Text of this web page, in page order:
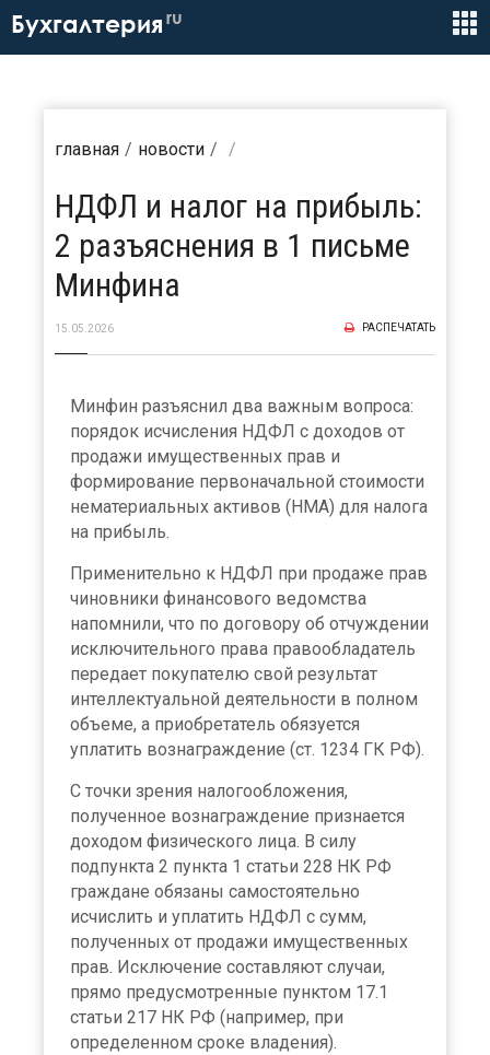
Бухгалтерия ru
главная новости
НДФЛ и налог на прибыль:
2 разъяснения в 1 письме
Минфина
15.05.2026 РАСПЕЧАТАТЬ
Минфин разъяснил два важным вопроса:
порядок исчисления НДФЛ с доходов от
продажи имущественных прав и
формирование первоначальной стоимости
нематериальных активов (НМА) для налога
на прибыль.
Применительно к НДФЛ при продаже прав
чиновники финансового ведомства
напомнили, что по договору об отчуждении
исключительного права правообладатель
передает покупателю свой результат
интеллектуальной деятельности в полном
объеме, а приобретатель обязуется
уплатить вознаграждение (ст. 1234 ГК РФ).
С точки зрения налогообложения,
полученное вознаграждение признается
доходом физического лица. В силу
подпункта 2 пункта 1 статьи 228 НК РФ
граждане обязаны самостоятельно
исчислить и уплатить НДФЛ с сумм,
полученных от продажи имущественных
прав. Исключение составляют случаи,
прямо предусмотренные пунктом 17.1
статьи 217 НК РФ (например, при
определенном сроке владения).